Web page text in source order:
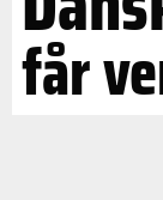
får